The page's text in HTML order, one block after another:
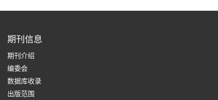
期刊信息
期刊介绍
编委会
数据库收录
出版范围